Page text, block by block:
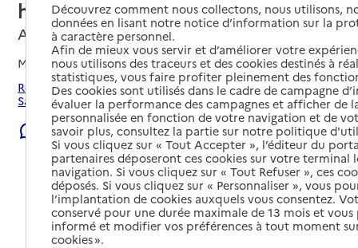
hospitalier de la Haute Côte d'Or
Alise-Sainte-Reine, COTE-D'OR
Mis à jour le08/08/2026
Rechercher les établissements et services autour de Alise-
Sainte-Reine.
Signaler une erreur
Découvrez comment nous collectons, nous utilisons,
données en lisant notre notice d’information sur la
à caractère personnel.
Afin de mieux vous servir et d’améliorer votre
nous utilisons des traceurs et des cookies destinés à
statistiques, vous faire profiter pleinement des
Des cookies sont utilisés dans le cadre de campagne
évaluer la performance des campagnes et afficher de
personnalisée en fonction de votre navigation et de
savoir plus, consultez la partie sur notre politique
Si vous cliquez sur « Tout Accepter », l’éditeur du
partenaires déposeront ces cookies sur votre terminal
navigation. Si vous cliquez sur « Tout Refuser », ces
déposés. Si vous cliquez sur « Personnaliser », vous
l’implantation de cookies auxquels vous consentez.
conservé pour une durée maximale de 13 mois et
informé et modifier vos préférences à tout moment
cookies ».